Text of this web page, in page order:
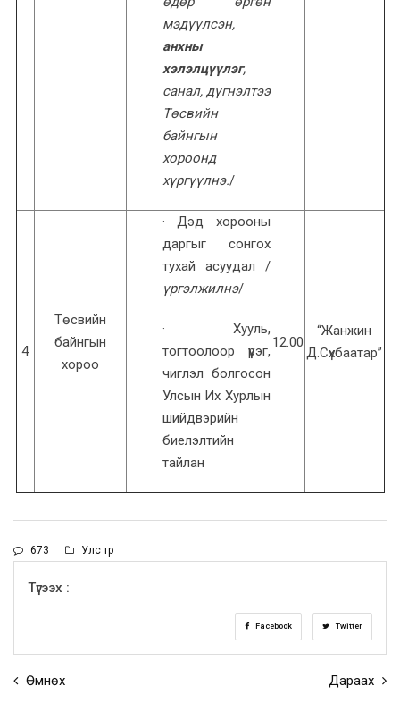
мэдүүлсэн,
анхны
хэлэлцүүлэг,
санал, дүгнэлтээ
Төсвийн
байнгын
хороонд
хүргүүлнэ./
4
Төсвийн
байнгын
хороо
· Дэд хорооны
даргыг сонгох
тухай асуудал /
үргэлжилнэ/
· Хууль,
тогтоолоор үүрэг,
чиглэл болгосон
Улсын Их Хурлын
шийдвэрийн
биелэлтийн
тайлан
12.00
“Жанжин
Д.Сүхбаатар”
673 Улс төр
Түгээх :
Facebook Twitter
Өмнөх Дараах